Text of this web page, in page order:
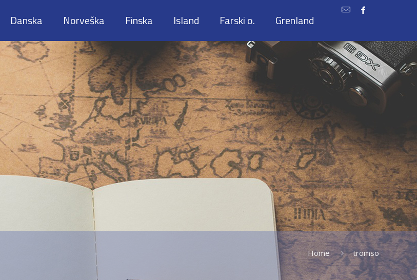
Danska Norveška Finska Island Farski o. Grenland
Home tromso